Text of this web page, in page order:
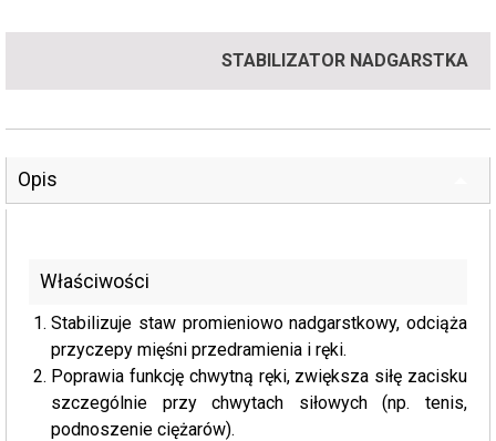
STABILIZATOR NADGARSTKA
Opis
Właściwości
Stabilizuje staw promieniowo nadgarstkowy, odciąża
przyczepy mięśni przedramienia i ręki.
Poprawia funkcję chwytną ręki, zwiększa siłę zacisku
szczególnie przy chwytach siłowych (np. tenis,
podnoszenie ciężarów).